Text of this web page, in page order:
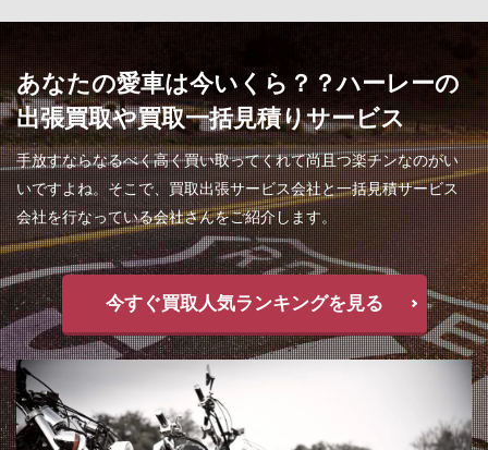
あなたの愛車は今いくら？？ハーレーの
出張買取や買取一括見積りサービス
手放すならなるべく高く買い取ってくれて尚且つ楽チンなのがい
いですよね。そこで、買取出張サービス会社と一括見積サービス
会社を行なっている会社さんをご紹介します。
今すぐ買取人気ランキングを見る